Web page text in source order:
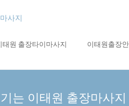
태원 출장타이마사지 이태원출장
는 이태원 출장마사지